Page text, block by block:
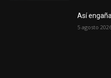
Así
5 agosto